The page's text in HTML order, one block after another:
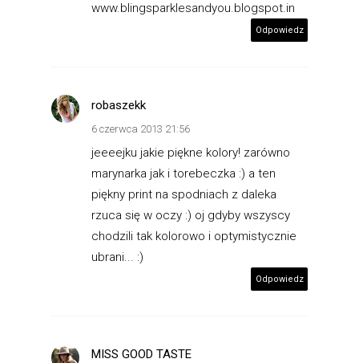
www.blingsparklesandyou.blogspot.in
Odpowiedz
robaszekk
6 czerwca 2013 21:56
jeeeejku jakie piękne kolory! zarówno
marynarka jak i torebeczka :) a ten
piękny print na spodniach z daleka
rzuca się w oczy :) oj gdyby wszyscy
chodzili tak kolorowo i optymistycznie
ubrani... :)
Odpowiedz
MISS GOOD TASTE